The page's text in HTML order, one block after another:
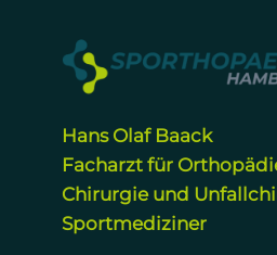
Hans Olaf Baack
Facharzt für
Chirurgie und
Sportmediziner